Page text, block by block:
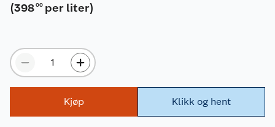
(398 00 per liter)
Kjøp Klikk og hent